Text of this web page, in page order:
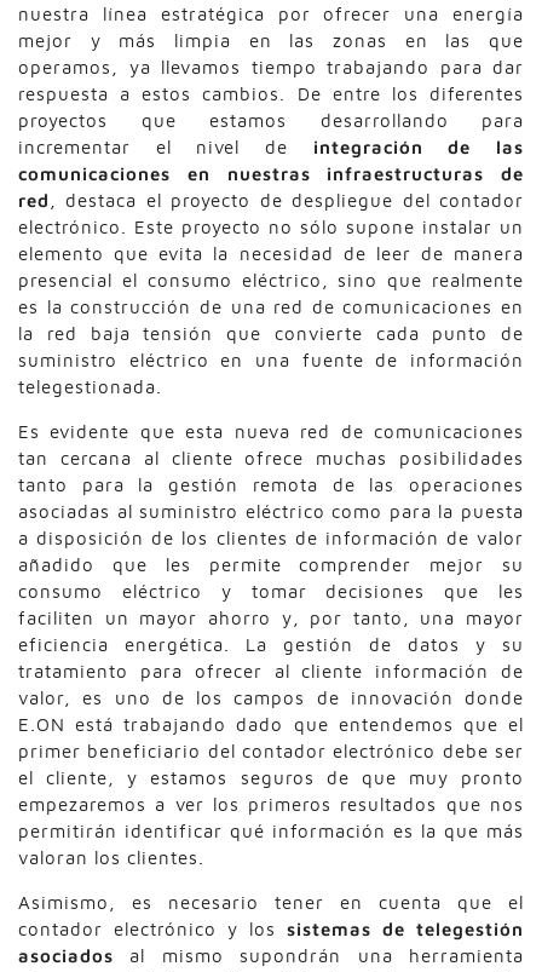
nuestra línea estratégica por ofrecer una energía
mejor y más limpia en las zonas en las que
operamos, ya llevamos tiempo trabajando para dar
respuesta a estos cambios. De entre los diferentes
proyectos que estamos desarrollando para
incrementar el nivel de integración de las
comunicaciones en nuestras infraestructuras de
red
, destaca el proyecto de despliegue del contador
electrónico. Este proyecto no sólo supone instalar un
elemento que evita la necesidad de leer de manera
presencial el consumo eléctrico, sino que realmente
es la construcción de una red de comunicaciones en
la red baja tensión que convierte cada punto de
suministro eléctrico en una fuente de información
telegestionada.
Es evidente que esta nueva red de comunicaciones
tan cercana al cliente ofrece muchas posibilidades
tanto para la gestión remota de las operaciones
asociadas al suministro eléctrico como para la puesta
a disposición de los clientes de información de valor
añadido que les permite comprender mejor su
consumo eléctrico y tomar decisiones que les
faciliten un mayor ahorro y, por tanto, una mayor
eficiencia energética. La gestión de datos y su
tratamiento para ofrecer al cliente información de
valor, es uno de los campos de innovación donde
E.ON está trabajando dado que entendemos que el
primer beneficiario del contador electrónico debe ser
el cliente, y estamos seguros de que muy pronto
empezaremos a ver los primeros resultados que nos
permitirán identificar qué información es la que más
valoran los clientes.
Asimismo, es necesario tener en cuenta que el
contador electrónico y los
sistemas de telegestión
asociados al mismo supondrán una herramienta